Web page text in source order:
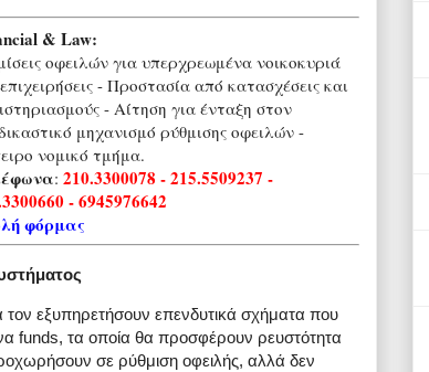
& Law:
οφειλών για υπερχρεωμένα νοικοκυριά
- Προστασία από κατασχέσεις και
- Αίτηση για ένταξη στον
μηχανισμό ρύθμισης οφειλών -
νομικό τμήμα.
: 210.3300078 - 215.5509237 -
- 6945976642
φόρμας
εξυπηρετήσουν επενδυτικά σχήματα που
funds, τα οποία θα προσφέρουν ρευστότητα
σε ρύθμιση οφειλής, αλλά δεν